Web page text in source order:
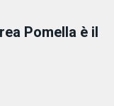
Pomella è il